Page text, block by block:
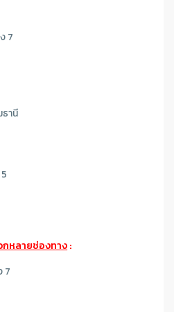
7
านี
กหลายช่องทาง:
7